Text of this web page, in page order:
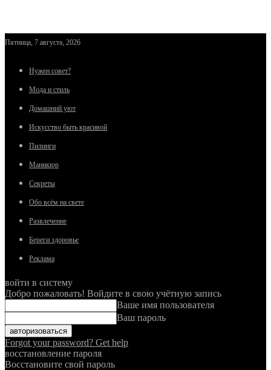
Пятница, 7 августа, 2026
Нужен совет?
Мода и стиль
Домашний уют
Искусство быть красивой
Пилинги
Маникюр
Секреты
Обо всём на свете
Развлечение
Береги здоровье
Реклама
войти в систему
Добро пожаловать! Войдите в свою учётную запись
Ваше имя пользователя
Ваш пароль
Forgot your password? Get help
восстановление пароля
Восстановите свой пароль